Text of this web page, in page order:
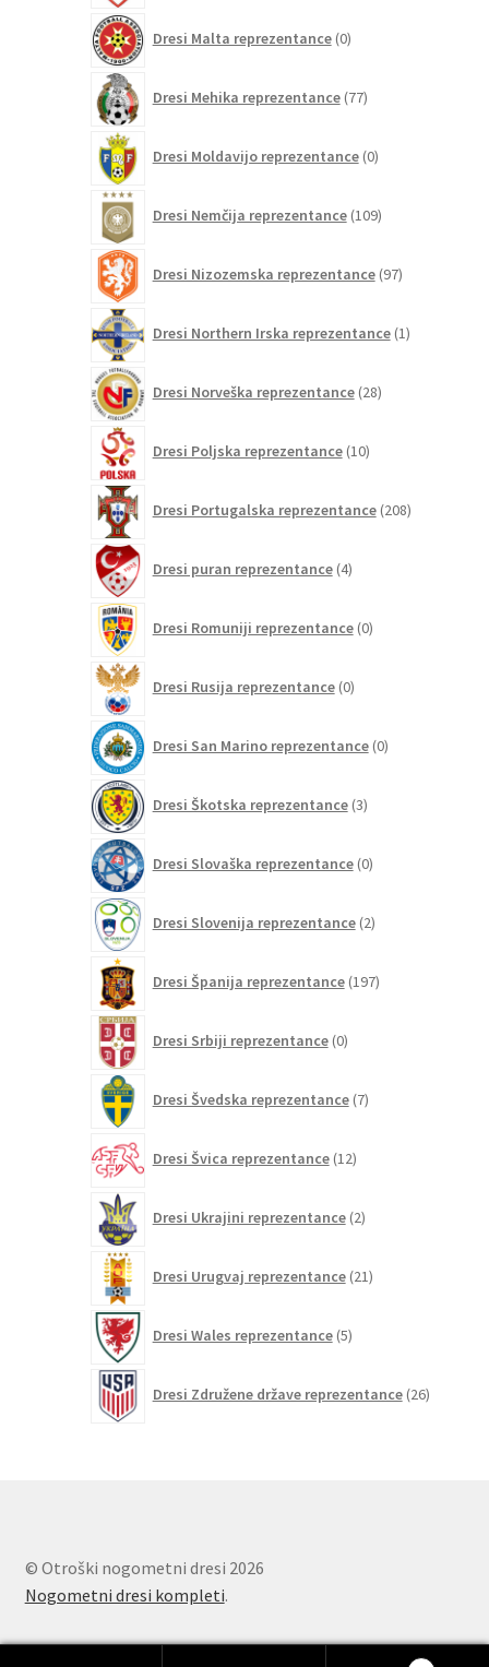
Dresi Malta reprezentance 0izdelkov
Dresi Mehika reprezentance 77izdelkov
Dresi Moldavijo reprezentance 0izdelkov
Dresi Nemčija reprezentance 109izdelkov
Dresi Nizozemska reprezentance 97izdelkov
Dresi Northern Irska reprezentance 1izdelek
Dresi Norveška reprezentance 28izdelkov
Dresi Poljska reprezentance 10izdelkov
Dresi Portugalska reprezentance 208izdelkov
Dresi puran reprezentance 4izdelki
Dresi Romuniji reprezentance 0izdelkov
Dresi Rusija reprezentance 0izdelkov
Dresi San Marino reprezentance 0izdelkov
Dresi Škotska reprezentance 3izdelki
Dresi Slovaška reprezentance 0izdelkov
Dresi Slovenija reprezentance 2izdelka
Dresi Španija reprezentance 197izdelkov
Dresi Srbiji reprezentance 0izdelkov
Dresi Švedska reprezentance 7izdelkov
Dresi Švica reprezentance 12izdelkov
Dresi Ukrajini reprezentance 2izdelka
Dresi Urugvaj reprezentance 21izdelkov
Dresi Wales reprezentance 5izdelkov
Dresi Združene države reprezentance 26izdelkov
© Otroški nogometni dresi 2026
Nogometni dresi kompleti.